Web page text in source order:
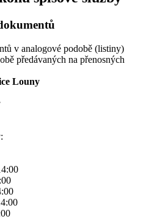
v analogové podobě (listiny)
předávaných na přenosných
Louny